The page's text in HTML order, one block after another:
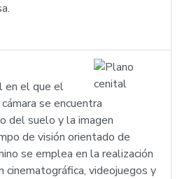
en el que el
se encuentra
del suelo y la imagen
de visión orientado de
se emplea en la realización
cinematográfica, videojuegos y